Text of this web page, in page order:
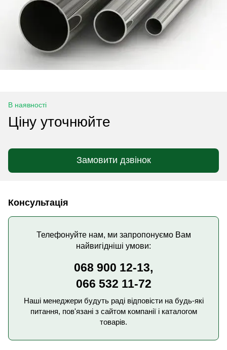
В наявності
Ціну уточнюйте
Замовити дзвінок
Консультація
Телефонуйте нам, ми запропонуємо Вам
найвигідніші умови:
068 900 12-13,
066 532 11-72
Наші менеджери будуть раді відповісти на будь-які
питання, пов'язані з сайтом компанії і каталогом
товарів.